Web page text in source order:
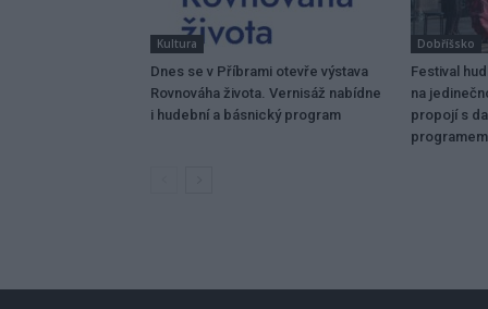
Kultura
Dnes se v Příbrami otevře výstava
Rovnováha života. Vernisáž nabídne
i hudební a básnický program
Dobříšsko
Festival
na
propojí s
programem